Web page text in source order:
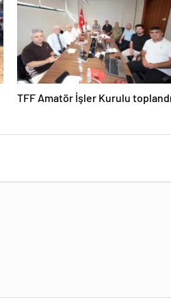
TFF Amatör İşler Kurulu toplandı